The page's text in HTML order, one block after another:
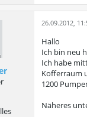
26.09.2012,
Hallo
Ich bin neu
Ich habe
Kofferraum
1200
Näheres